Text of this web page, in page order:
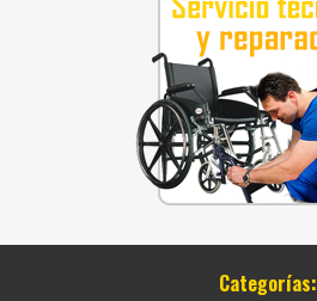
Categorías: